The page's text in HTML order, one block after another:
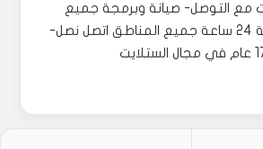
مع التوصل- صيانة وبرمجة جميع
انواع الرسيفرات- خدمة 24 ساعة جميع المناطق اتصل نصل-